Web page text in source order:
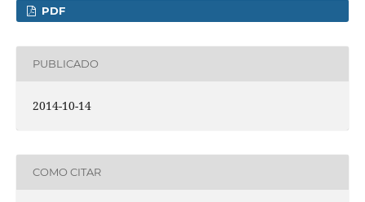
PDF
PUBLICADO
2014-10-14
COMO CITAR